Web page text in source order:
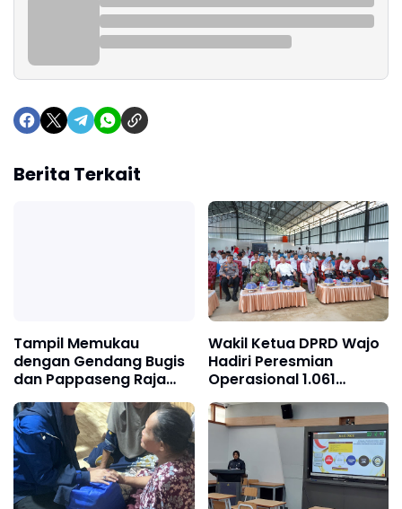
Berita Terkait
Tampil Memukau
dengan Gendang Bugis
dan Pappaseng Raja
Wajo, Sigit Rakaha
Utomo Raih Juara 2
Talent Show
Wakil Ketua DPRD Wajo
Hadiri Peresmian
Operasional 1.061
Koperasi
Desa/Kelurahan Merah
Putih